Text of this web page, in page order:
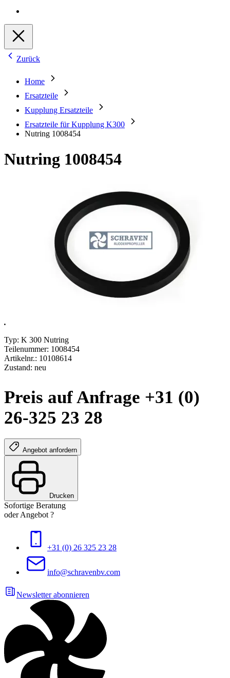
Zurück
Home
Ersatzteile
Kupplung Ersatzteile
Ersatzteile für Kupplung K300
Nutring 1008454
Nutring 1008454
.
Typ: K 300 Nutring
Teilenummer: 1008454
Artikelnr.: 10108614
Zustand: neu
Preis auf Anfrage +31 (0)
26-325 23 28
Angebot anfordern
Drucken
Sofortige Beratung
oder Angebot ?
+31 (0) 26 325 23 28
info@schravenbv.com
Newsletter abonnieren